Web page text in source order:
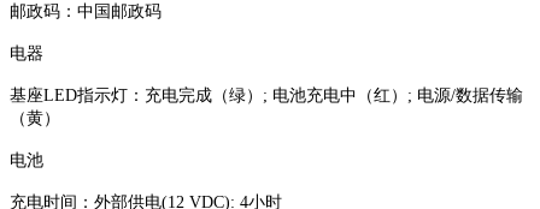
邮政码：中国邮政码
电器
基座LED指示灯：充电完成（绿）; 电池充电中（红）; 电源/数据传输
（黄）
电池
充电时间：外部供电(12 VDC): 4小时